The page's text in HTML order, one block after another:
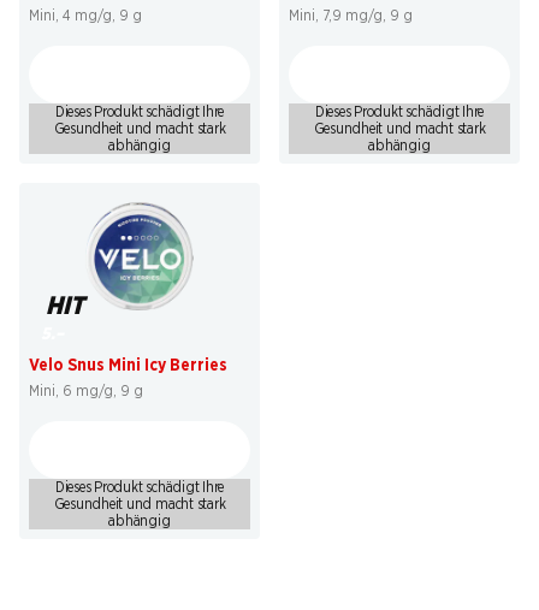
Mini, 4 mg/g, 9 g
Dieses Produkt schädigt Ihre
Gesundheit und macht stark
abhängig
Mini, 7,9 mg/g, 9 g
Dieses Produkt schädigt Ihre
Gesundheit und macht stark
abhängig
HIT
Velo Snus Mini Icy Berries
Mini, 6 mg/g, 9 g
Dieses Produkt schädigt Ihre
Gesundheit und macht stark
abhängig